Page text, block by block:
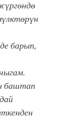
барып,
баштап